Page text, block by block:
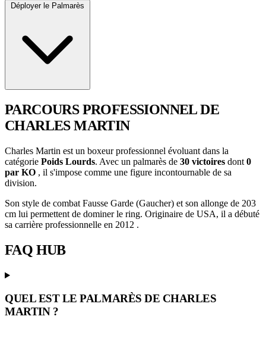
Déployer le Palmarès
PARCOURS PROFESSIONNELDE
CHARLES MARTIN
Charles Martin est un boxeur professionnel évoluant dans la
catégorie Poids Lourds. Avec un palmarès de 30 victoires dont 0
par KO , il s'impose comme une figure incontournable de sa
division.
Son style de combat Fausse Garde (Gaucher) et son allonge de 203
cm lui permettent de dominer le ring. Originaire de USA, il a débuté
sa carrière professionnelle en 2012 .
FAQ HUB
QUEL EST LE PALMARÈS DE CHARLES
MARTIN ?